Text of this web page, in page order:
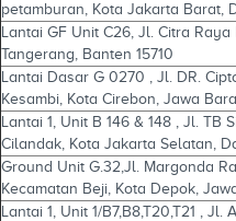
petamburan, Kota Jakarta Barat,
Lantai GF Unit C26, Jl. Citra
Tangerang, Banten 15710
Lantai Dasar G 0270 , Jl. DR.
Kesambi, Kota Cirebon, Jawa
Lantai 1, Unit B 146 & 148 , Jl. TB
Cilandak, Kota Jakarta Selatan,
Ground Unit G.32,Jl. Margonda
Kecamatan Beji, Kota Depok,
Lantai 1, Unit 1/B7,B8,T20,T21 ,